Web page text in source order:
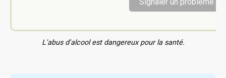
L'abus d'alcool est dangereux pour la santé.